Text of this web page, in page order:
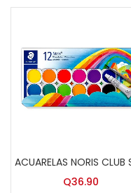
Q36.90